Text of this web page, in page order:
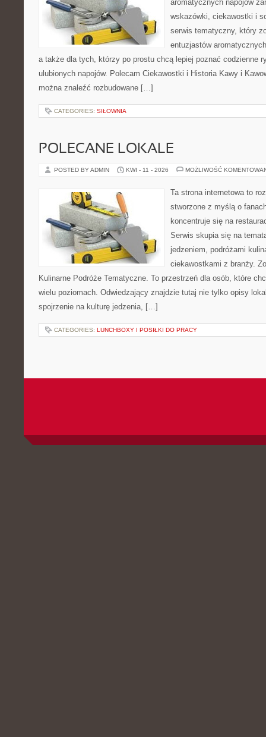
aromatycznych napojów
wskazówki, ciekawostki i
serwis tematyczny, który
entuzjastów
a także dla tych, którzy po prostu chcą lepiej poznać codzienne
ulubionych napojów. Polecam Ciekawostki i Historia Kawy i
można znaleźć rozbudowane […]
CATEGORIES: SIŁOWNIA
POLECANE LOKALE
POSTED BY ADMIN KWI - 11 - 2026 MOŻLIWOŚĆ
Ta strona internetowa to
stworzone z myślą o
koncentruje się na
Serwis skupia się na
jedzeniem, podróżami
ciekawostkami z branży.
Kulinarne Podróże Tematyczne. To przestrzeń dla osób, które
wielu poziomach. Odwiedzający znajdzie tutaj nie tylko opisy
spojrzenie na kulturę jedzenia, […]
CATEGORIES: LUNCHBOXY I POSIŁKI DO PRACY